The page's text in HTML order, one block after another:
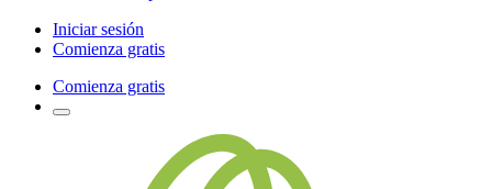
Iniciar sesión
Comienza gratis
Comienza gratis